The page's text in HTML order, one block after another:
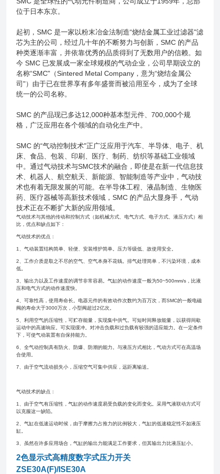
位于日本东京。
起初，SMC 是一家以粉末冶金法制造“烧结金属工业过滤器"滤
芯为主的公司，经过几十年的不断努力与创新，SMC 的产品
种类逐渐丰富，并依靠优秀的品质得到了无数用户的信赖。如
今 SMC 已发展成一家全球规模的气动企业，公司早期设立的
名称“SMC"（Sintered Metal Company，意为“烧结金属公
司"）由于已在世界享有多年盛誉而被沿用至今，成为了全球
统一的公司名称。
SMC 的产品现已多达12,000种基本型元件、700,000个规
格，广泛应用在各个领域的自动化生产中。
SMC 的“气动控制技术"正广泛应用于汽车、半导体、电子、机
床、食品、包装、印刷、医疗、制药、纺织等基础工业领域
中。通过气动技术与SMC技术的融合，即使是在新一代信息技
术、机器人、航空航天、新能源、智能制造等产业中，气动技
术也有着无限发展的可能。在半导体工程、液晶制造、生物医
药、医疗器械等高新技术领域，SMC 的产品大显身手，气动
技术正在不断扩大新的应用领域。
气动技术与其他的传动和控制方式（如机械方式、电气方式、电子方式、液压方式）相
比，优点和缺点如下：
气动技术的优点：
1、气动装置结构简单、轻便、安装维护简单。压力等级低、故使用安全。
2、工作介质是取之不尽的空气、空气本身不花钱。排气处理简单，不污染环境，成本
低。
3、输出力以及工作速度的调节非常容易。气缸的动作速度一般为50~500mm/s，比液
压和电气方式的动作速度快。
4、可靠性高，使用寿命长。电器元件的有效动作次数约为百万次，而SMC的一般电磁
阀的寿命大于3000万次，小型阀超过2亿次。
5、利用空气的压缩性，可贮存能量，实现集中供气。可短时间释放能量，以获得间歇
运动中的高速响应。可实现缓冲。对冲击负载和过负载有较强的适应能力。在一定条件
下，可使气动装置有自保持能力。
6、全气动控制具有防火、防爆、防潮的能力。与液压方式相比，气动方式可在高温场
合使用。
7、由于空气流动损失小，压缩空气可集中供应，远距离输送。
气动技术的缺点：
1、由于空气有压缩性，气缸的动作速度易受负载的变化而变化。采用气液联动方式可
以克服这一缺陷。
2、气缸在低速运动时候，由于摩擦力占推力的比例较大，气缸的低速稳定性不如液压
缸。
3、虽然在许多应用场合，气缸的输出力能满足工作要求，但其输出力比液压缸小。
2色显示式高精度数字式压力开关
ZSE30A(F)/ISE30A